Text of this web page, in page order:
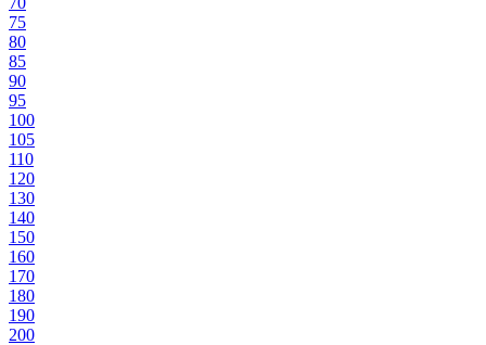
75
80
85
90
95
100
105
110
120
130
140
150
160
170
180
190
200